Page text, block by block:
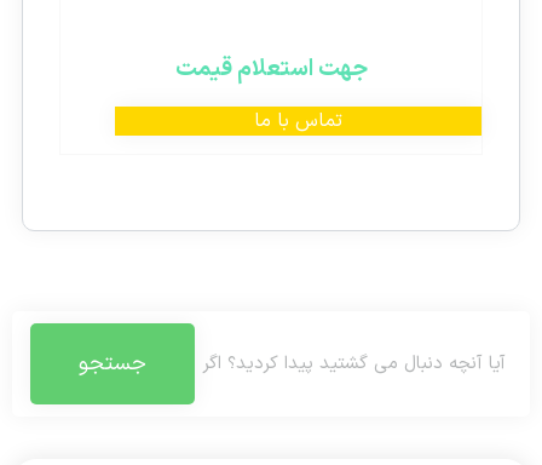
جهت استعلام قیمت
تماس با ما
جستجو